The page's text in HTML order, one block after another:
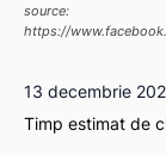
source:
https://
13 decembrie
Timp estimat de